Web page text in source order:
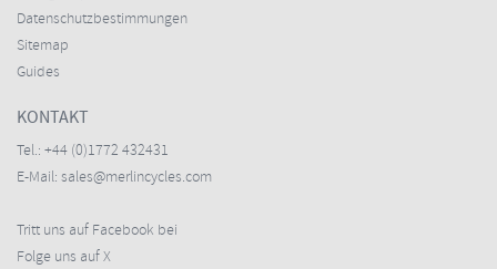
Datenschutzbestimmungen
Sitemap
Guides
KONTAKT
Tel.: +44 (0)1772 432431
E-Mail: sales@merlincycles.com
Tritt uns auf Facebook bei
Folge uns auf X